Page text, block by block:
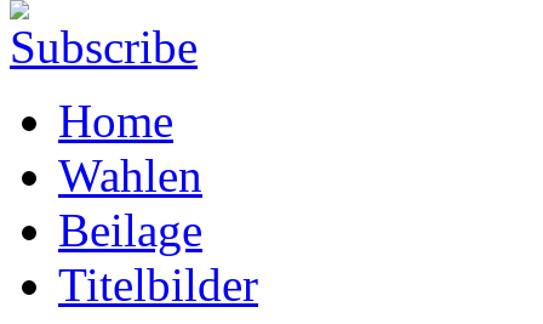
Home
Wahlen
Beilage
Titelbilder